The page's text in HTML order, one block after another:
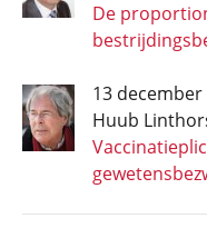
De
13 december
Huub